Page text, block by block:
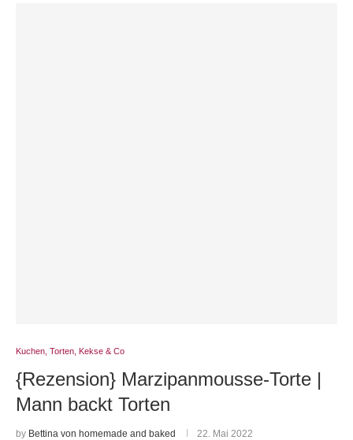
Kuchen, Torten, Kekse & Co
{Rezension} Marzipanmousse-Torte |
Mann backt Torten
by Bettina von homemade and baked 22. Mai 2022